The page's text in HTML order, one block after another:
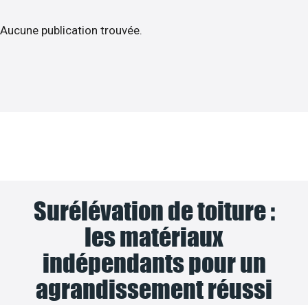
Aucune publication trouvée.
Surélévation de toiture :
les matériaux
indépendants pour un
agrandissement réussi